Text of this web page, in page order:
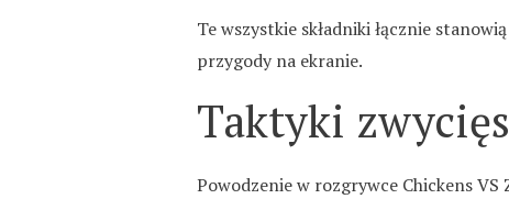
Te wszystkie składniki łącznie
przygody na ekranie.
Taktyki
Powodzenie w rozgrywce Chickens